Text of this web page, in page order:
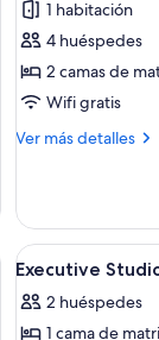
Suite,
2
habitaciones
1 habitación
4 huéspedes
2 camas de
Wifi gratis
Ver más detalles
Más
2
habitaciones
un escritorio, una
Abrir
todas
las
1
Executive
2 huéspedes
1 cama de